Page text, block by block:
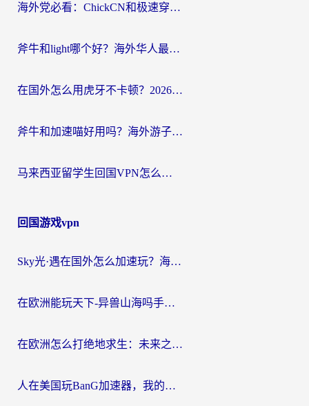
海外党必看：ChickCN和极速穿梭VPN好用吗？3招教你选对回国加速器无缝刷国内资源
斧牛和light哪个好？海外华人最关心的回国加速器选择难题，一篇讲透
在国外怎么用虎牙不卡顿？2026海外华人亲测有效的回国加速器选择指南
斧牛和加速喵好用吗？海外游子的真实选择困境
马来西亚留学生回国VPN怎么选？3个避坑点+1款实测好用的加速器推荐
回国游戏vpn
Sky光·遇在国外怎么加速玩？海外党亲测有效的国服游戏加速指南
在欧洲能玩天下-异兽山海吗手游？海外玩家的加速器生存指南
在欧洲怎么打绝地求生：未来之役不卡？留学生亲测的加速器避坑指南
人在美国玩BanG加速器，我的延迟终于绿了